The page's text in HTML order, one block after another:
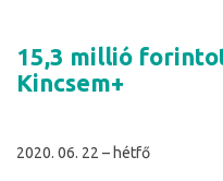
15,3 millió
Kincsem+
2020. 06. 22 – hétfő